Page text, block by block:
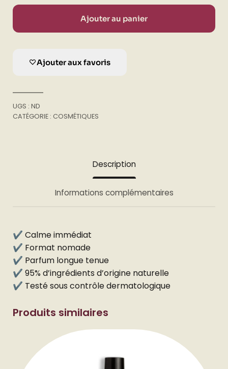
Ajouter au panier
Ajouter aux favoris
UGS : ND
CATÉGORIE : COSMÉTIQUES
Description
Informations complémentaires
✔️ Calme immédiat
✔️ Format nomade
✔️ Parfum longue tenue
✔️ 95% d’ingrédients d’origine naturelle
✔️ Testé sous contrôle dermatologique
Produits similaires